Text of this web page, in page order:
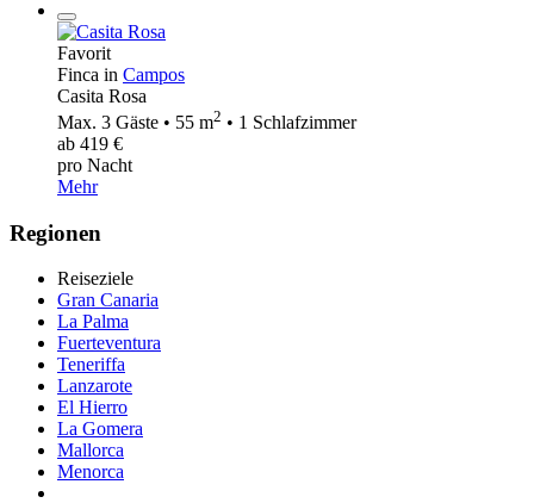
Favorit
Finca in Campos
Casita Rosa
Max. 3 Gäste • 55 m2 • 1 Schlafzimmer
ab 419 €
pro Nacht
Mehr
Regionen
Reiseziele
Gran Canaria
La Palma
Fuerteventura
Teneriffa
Lanzarote
El Hierro
La Gomera
Mallorca
Menorca